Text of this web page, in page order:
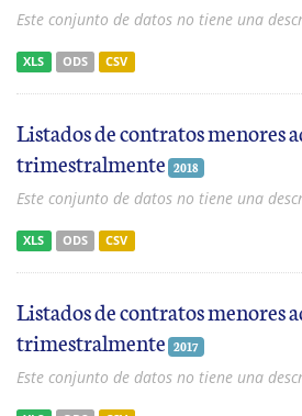
Este conjunto de datos no tiene una
XLS ODS CSV
Listados de contratos menores
trimestralmente 2018
Este conjunto de datos no tiene una
XLS ODS CSV
Listados de contratos menores
trimestralmente 2017
Este conjunto de datos no tiene una